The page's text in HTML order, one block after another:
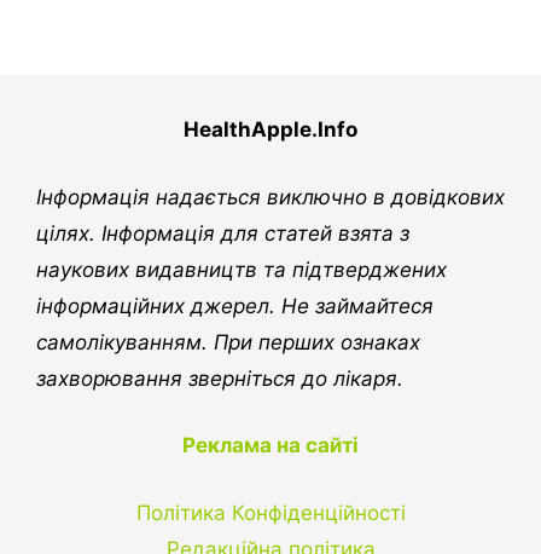
HealthApple.Info
Інформація надається виключно в довідкових
цілях. Інформація для статей взята з
наукових видавництв та підтверджених
інформаційних джерел. Не займайтеся
самолікуванням. При перших ознаках
захворювання зверніться до лікаря.
Реклама на сайті
Політика Конфіденційності
Редакційна політика